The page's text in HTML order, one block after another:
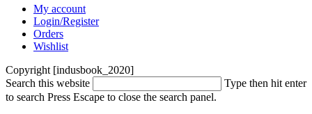
My account
Login/Register
Orders
Wishlist
Copyright [indusbook_2020]
Search this website
Type then hit enter
to search Press Escape to close the search panel.